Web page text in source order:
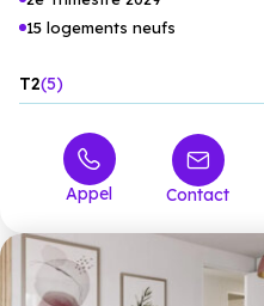
15 logements neufs
T2 5
Appel Contact